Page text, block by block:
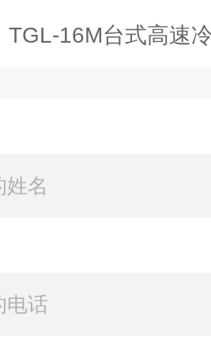
TGL-16M台式高速冷